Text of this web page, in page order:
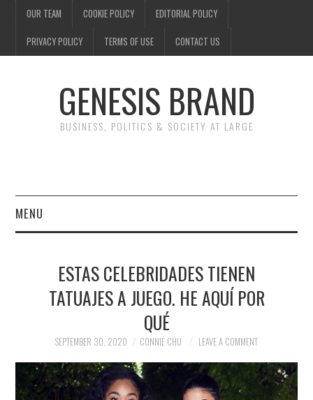
OUR TEAM COOKIE POLICY EDITORIAL POLICY
PRIVACY POLICY TERMS OF USE CONTACT US
GENESIS BRAND
BUSINESS, POLITICS & SOCIETY AT LARGE
MENU
FINANCE
SOCIETY
ESTAS CELEBRIDADES TIENEN
TATUAJES A JUEGO. HE AQUÍ POR
QUÉ
SEPTEMBER 30, 2020 CONNIE CHU LEAVE A COMMENT